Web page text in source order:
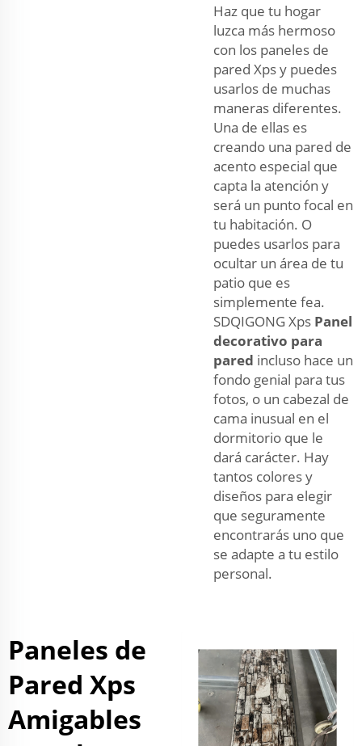
Haz que tu hogar
luzca más hermoso
con los paneles de
pared Xps y puedes
usarlos de muchas
maneras diferentes.
Una de ellas es
creando una pared de
acento especial que
capta la atención y
será un punto focal en
tu habitación. O
puedes usarlos para
ocultar un área de tu
patio que es
simplemente fea.
SDQIGONG Xps Panel
decorativo para
pared incluso hace un
fondo genial para tus
fotos, o un cabezal de
cama inusual en el
dormitorio que le
dará carácter. Hay
tantos colores y
diseños para elegir
que seguramente
encontrarás uno que
se adapte a tu estilo
personal.
Paneles de
Pared Xps
Amigables